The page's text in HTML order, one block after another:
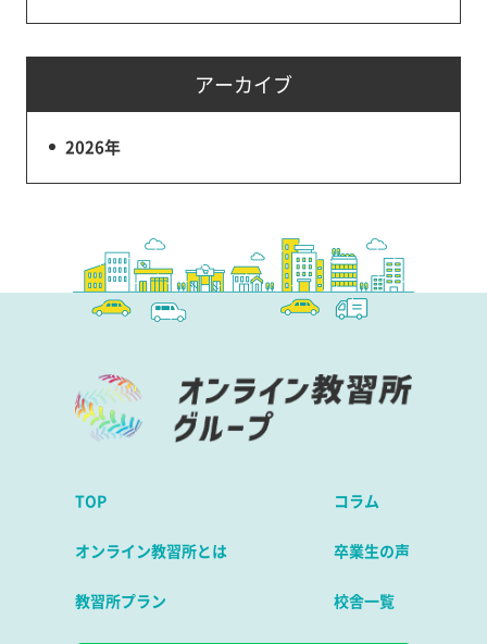
アーカイブ
2026年
TOP コラム
オンライン教習所とは 卒業生の声
教習所プラン 校舎一覧